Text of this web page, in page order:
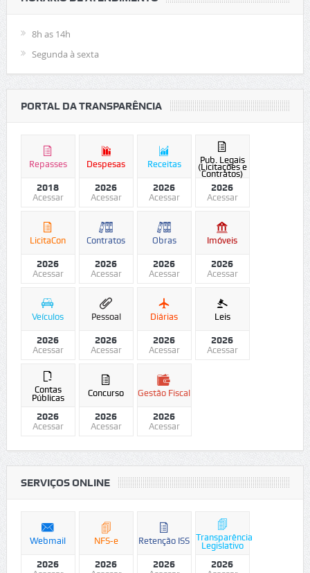
8h as 14h
Segunda à sexta
PORTAL DA TRANSPARÊNCIA
Repasses
2018
Acessar
Despesas
2026
Acessar
Receitas
2026
Acessar
Pub. Legais
(Licitações e
Contratos)
2026
Acessar
LicitaCon
2026
Acessar
Contratos
2026
Acessar
Obras
2026
Acessar
Imóveis
2026
Acessar
Veículos
2026
Acessar
Pessoal
2026
Acessar
Diárias
2026
Acessar
Leis
2026
Acessar
Contas
Públicas
2026
Acessar
Concurso
2026
Acessar
Gestão Fiscal
2026
Acessar
SERVIÇOS ONLINE
Webmail
2026
NFS-e
2026
Retenção ISS
2026
Transparência
Legislativo
2026